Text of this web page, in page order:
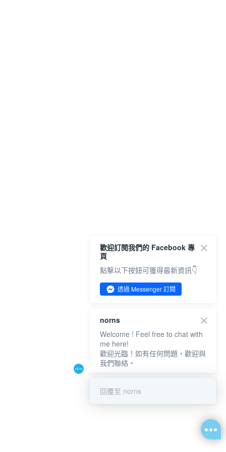
歡迎訂閱我們的 Facebook 專
頁
點擊以下按鈕可獲得最新資訊👇
透過 Messenger 訂閱
norns
Welcome ! Feel free to chat with
me here!
歡迎光臨！如有任何問題，歡迎與
我們聯絡。
回覆至 norns